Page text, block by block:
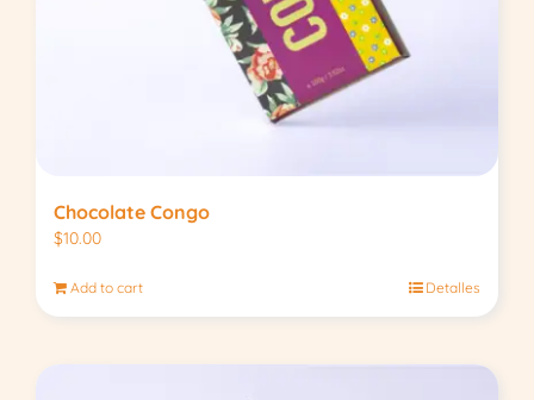
Chocolate Congo
$10.00
Add to cart Detalles